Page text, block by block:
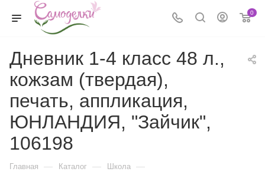
0
Дневник 1-4 класс 48 л.,
кожзам (твердая),
печать, аппликация,
ЮНЛАНДИЯ, "Зайчик",
106198
Главная — Каталог — Школа —